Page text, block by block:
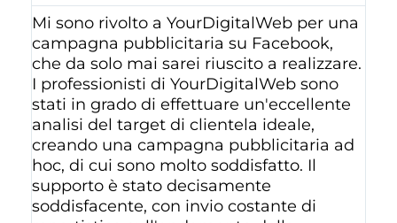
Mi sono rivolto a YourDigitalWeb per una
campagna pubblicitaria su Facebook,
che da solo mai sarei riuscito a realizzare.
I professionisti di YourDigitalWeb sono
stati in grado di effettuare un'eccellente
analisi del target di clientela ideale,
creando una campagna pubblicitaria ad
hoc, di cui sono molto soddisfatto. Il
supporto è stato decisamente
soddisfacente, con invio costante di